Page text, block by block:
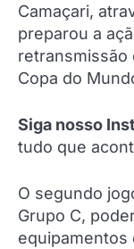
Camaçari,
preparou a
retransmissão
Copa do
Siga nosso
tudo que
O segundo
Grupo C,
equipamentos